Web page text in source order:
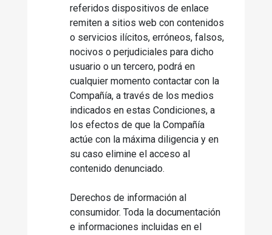
referidos dispositivos de enlace
remiten a sitios web con contenidos
o servicios ilícitos, erróneos, falsos,
nocivos o perjudiciales para dicho
usuario o un tercero, podrá en
cualquier momento contactar con la
Compañía, a través de los medios
indicados en estas Condiciones, a
los efectos de que la Compañía
actúe con la máxima diligencia y en
su caso elimine el acceso al
contenido denunciado.
Derechos de información al
consumidor. Toda la documentación
e informaciones incluidas en el